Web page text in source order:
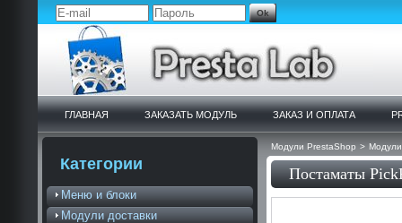
ГЛАВНАЯ ЗАКАЗАТЬ МОДУЛЬ ЗАКАЗ И ОПЛАТА
Модули PrestaShop > Модули
Постаматы
Категории
Меню и блоки
Модули доставки